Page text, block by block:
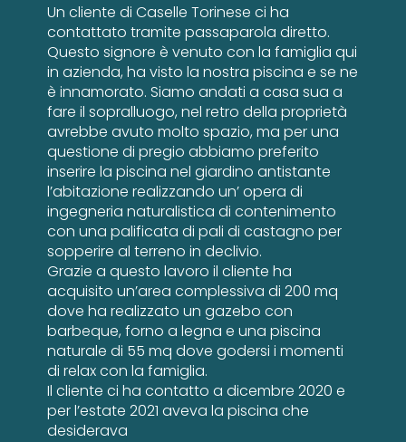
Un cliente di Caselle Torinese ci ha
contattato tramite passaparola diretto.
Questo signore è venuto con la famiglia qui
in azienda, ha visto la nostra piscina e se ne
è innamorato. Siamo andati a casa sua a
fare il sopralluogo, nel retro della proprietà
avrebbe avuto molto spazio, ma per una
questione di pregio abbiamo preferito
inserire la piscina nel giardino antistante
l’abitazione realizzando un’ opera di
ingegneria naturalistica di contenimento
con una palificata di pali di castagno per
sopperire al terreno in declivio.
Grazie a questo lavoro il cliente ha
acquisito un’area complessiva di 200 mq
dove ha realizzato un gazebo con
barbeque, forno a legna e una piscina
naturale di 55 mq dove godersi i momenti
di relax con la famiglia.
Il cliente ci ha contatto a dicembre 2020 e
per l’estate 2021 aveva la piscina che
desiderava